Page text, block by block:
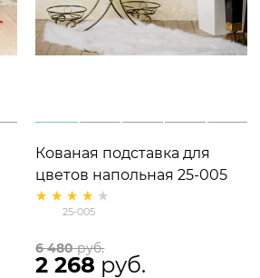
Кованая подставка для
цветов напольная 25-005
25-005
6 480 руб.
2 268 руб.